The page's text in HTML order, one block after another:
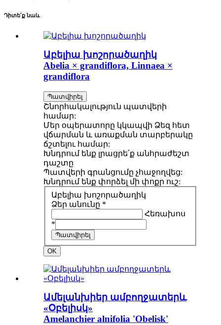
Դիտե՛ք նաև
Աբելիա խոշորածաղիկ
Abelia × grandiflora, Linnaea ×
grandiflora
Պատվիրել
Շնորհակալություն պատվերի
համար:
Մեր օպերատորը կկապվի Ձեզ հետ
վճարման և առաքման տարբերակը
ճշտելու համար:
Խնդրում ենք լրացրե՛ք անհրաժեշտ
դաշտը
Պատվերի գրանցումը չհաջողվեց:
Խնդրում ենք փորձել մի փոքր ուշ:
Աբելիա խոշորածաղիկ
Ձեր անունը *
Հեռախոս
*
Պատվիրել
OK
Ամելանխիեր ամբողջատերև
«Օբելիսկ»
Amelanchier alnifolia 'Obelisk'